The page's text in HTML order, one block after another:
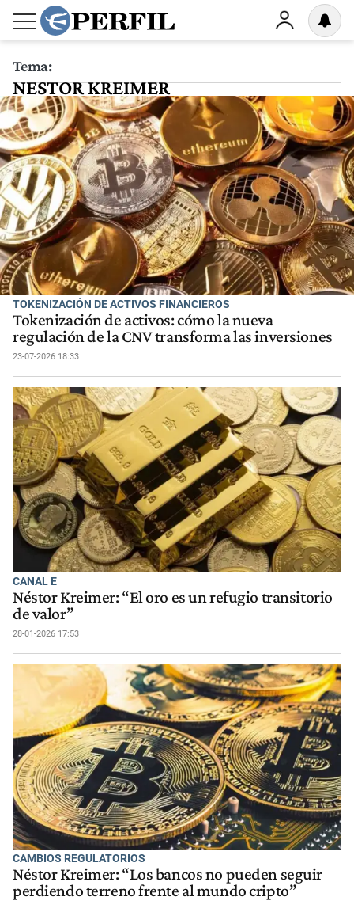
Tema:
NESTOR KREIMER
TOKENIZACIÓN DE ACTIVOS FINANCIEROS
Tokenización de activos: cómo la nueva
regulación de la CNV transforma las inversiones
23-07-2026 18:33
CANAL E
Néstor Kreimer: “El oro es un refugio transitorio
de valor”
28-01-2026 17:53
CAMBIOS REGULATORIOS
Néstor Kreimer: “Los bancos no pueden seguir
perdiendo terreno frente al mundo cripto”